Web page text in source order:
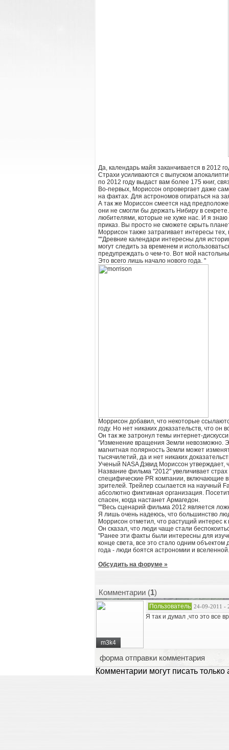
Да, календарь майя заканчивается в 2012
Страхи усиливаются с выпуском
по 2012 году выдаст вам более 175 книг,
Во-первых, Мориссон опровергает даже
на фактах. Для астрономов опираться на
А так же Мориссон смеется над
они не смогли бы держать Нибиру в
любителями, которые не хуже нас. И я знаю
приказ. Вы просто не сможете скрыть
Моррисон также затрагивает интересы
""Древние календари интересны для
могут следить за временем и
предупреждать о чем-то. Вот мой
Это всего лишь начало нового года. "
Моррисон добавил, что некоторые
году. Но нет никаких доказательств, что
Он так же затронул темы интернет-
"Изменение вращения Земли невозможно.
магнитная полярность Земли может
тысячилетий, да и нет никаких
Ученый NASA Дэвид Мориссон утверждает,
Название фильма "2012" увеличивает
специфические PR компании, включающие
зрителей. Трейлер ссылается на научный
абсолютно фиктивная организация.
спасен, когда настанет Армагедон.
""Весь сценарий фильма 2012 является
Я лишь очень надеюсь, что большинство
Моррисон отметил, что растущий интерес
Он сказал, что люди чаще стали
"Ранее эти факты были интересны для
конце света, все это стало одним
года - люди боятся астрономии и
Обсудить на форуме »
Комментарии (1)
m3k4
Пользователь 24-09-2011 -
Я так и думал ,что это все
форма отправки комментария
Комментарии могут писать